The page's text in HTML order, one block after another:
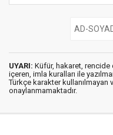
UYARI: Küfür, hakaret, rencide
içeren, imla kuralları ile
Türkçe karakter kullanılmayan
onaylanmamaktadır.